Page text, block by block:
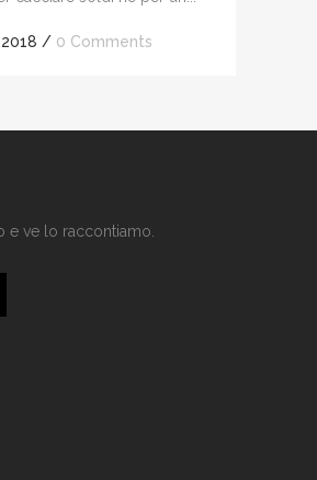
/ 0 Comments
e ve lo raccontiamo.